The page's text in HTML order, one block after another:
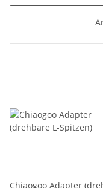
Chiaogoo Adapter